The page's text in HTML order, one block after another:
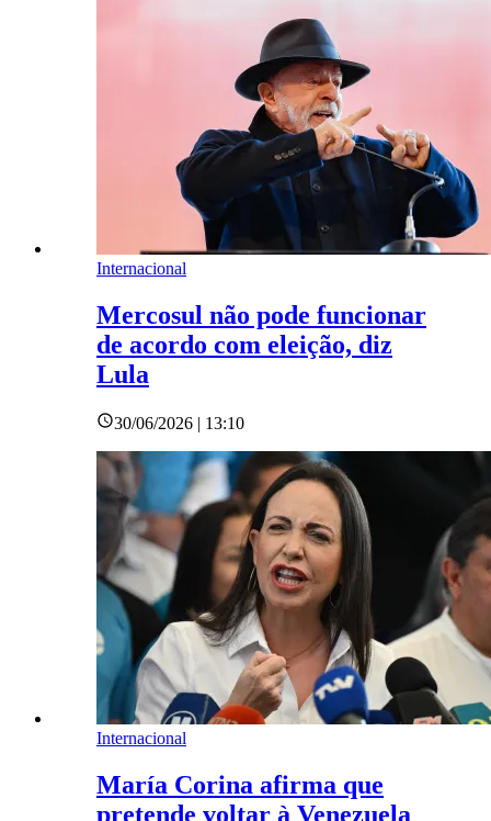
Internacional
Mercosul não pode funcionar
de acordo com eleição, diz
Lula
30/06/2026 | 13:10
Internacional
María Corina afirma que
pretende voltar à Venezuela